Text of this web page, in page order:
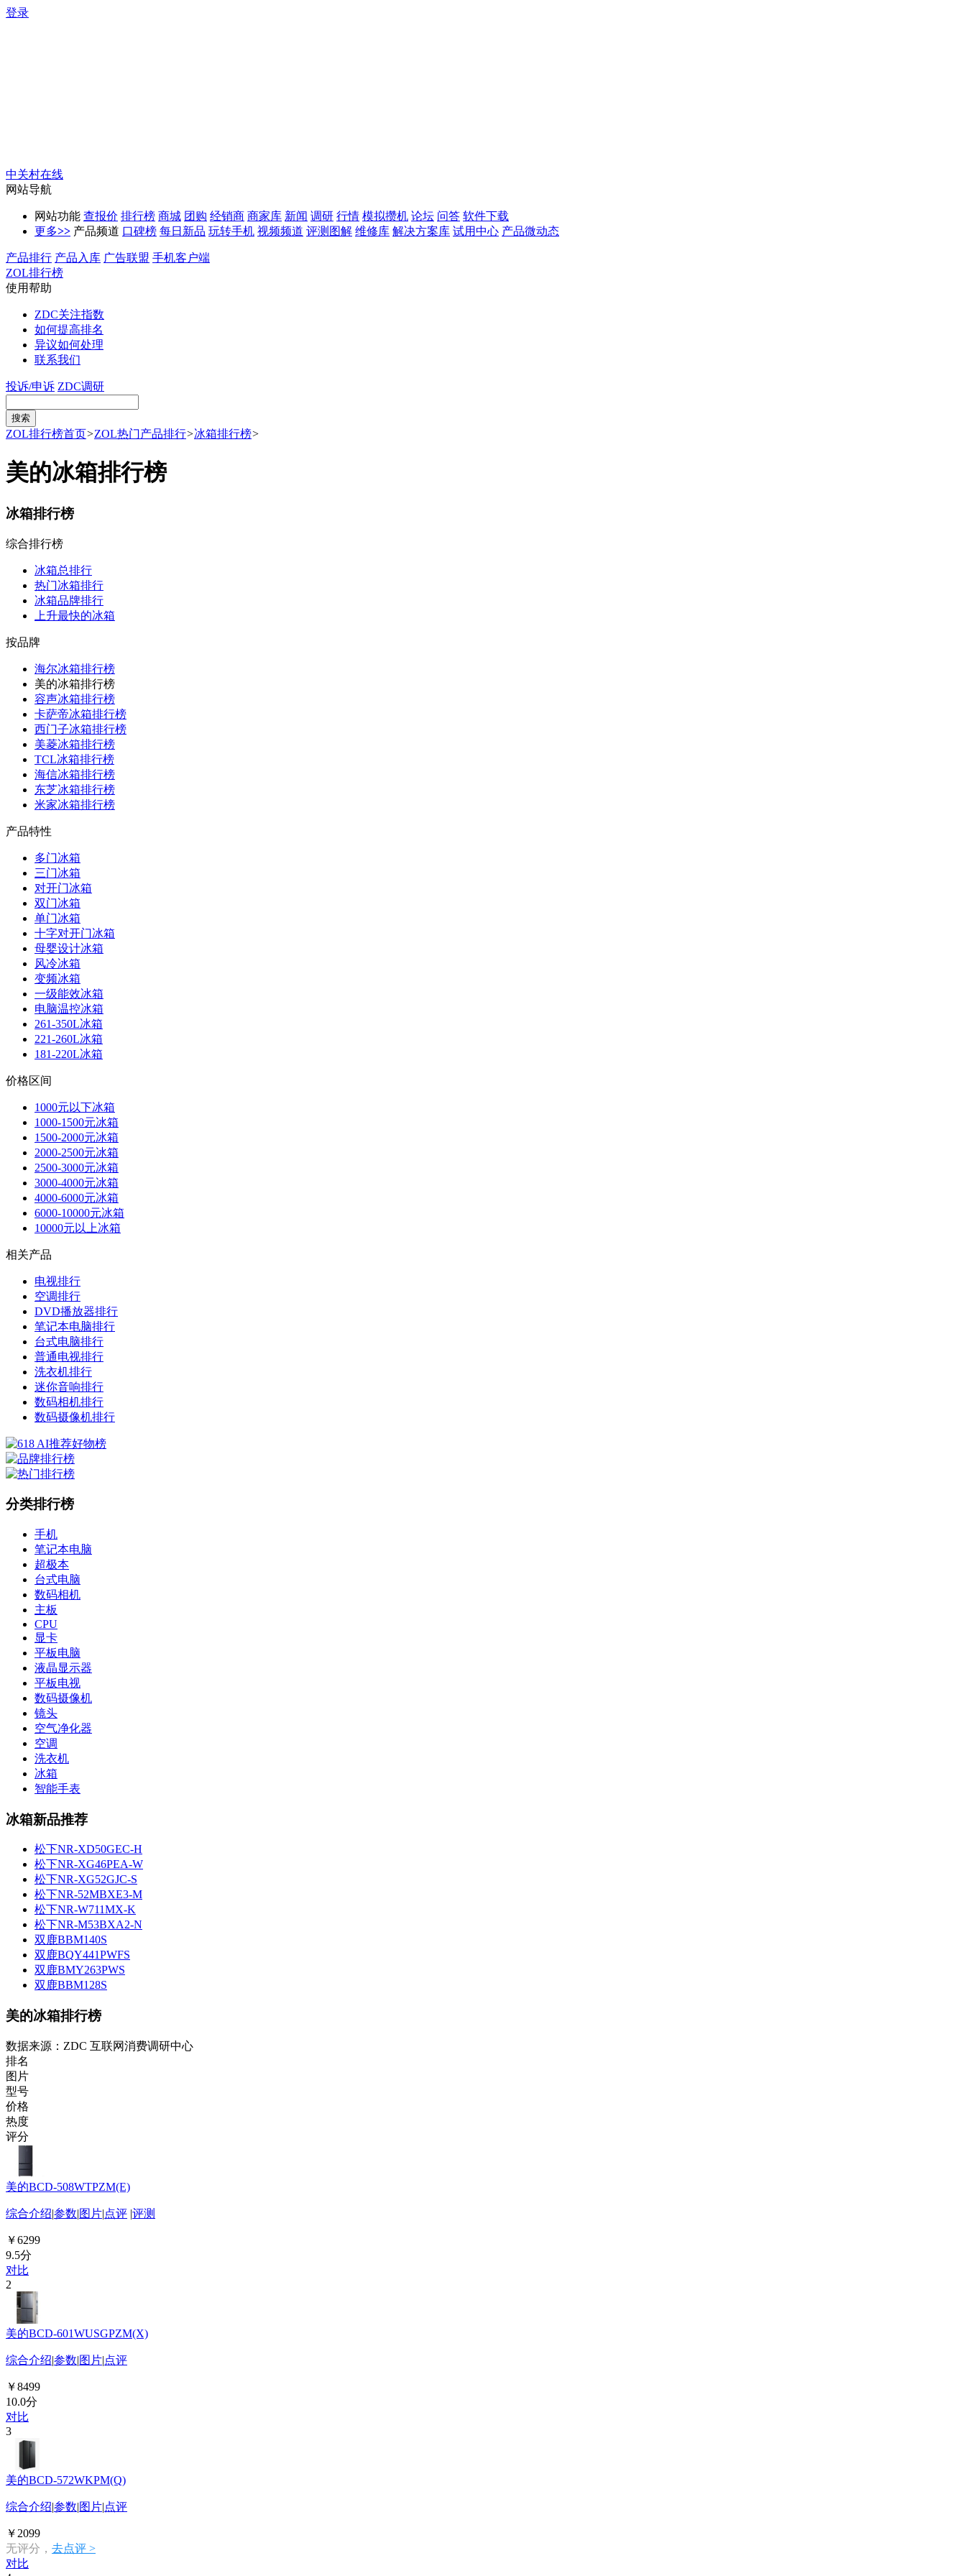
登录
中关村在线
网站导航
网站功能 查报价 排行榜 商城 团购 经销商 商家库 新闻 调研 行情 模拟攒机 论坛 问答 软件下载
更多>> 产品频道 口碑榜 每日新品 玩转手机 视频频道 评测图解 维修库 解决方案库 试用中心 产品微动态
产品排行 产品入库 广告联盟 手机客户端
ZOL排行榜
使用帮助
ZDC关注指数
如何提高排名
异议如何处理
联系我们
投诉/申诉 ZDC调研
ZOL排行榜首页>ZOL热门产品排行>冰箱排行榜>
美的冰箱排行榜
冰箱排行榜
综合排行榜
冰箱总排行
热门冰箱排行
冰箱品牌排行
上升最快的冰箱
按品牌
海尔冰箱排行榜
美的冰箱排行榜
容声冰箱排行榜
卡萨帝冰箱排行榜
西门子冰箱排行榜
美菱冰箱排行榜
TCL冰箱排行榜
海信冰箱排行榜
东芝冰箱排行榜
米家冰箱排行榜
产品特性
多门冰箱
三门冰箱
对开门冰箱
双门冰箱
单门冰箱
十字对开门冰箱
母婴设计冰箱
风冷冰箱
变频冰箱
一级能效冰箱
电脑温控冰箱
261-350L冰箱
221-260L冰箱
181-220L冰箱
价格区间
1000元以下冰箱
1000-1500元冰箱
1500-2000元冰箱
2000-2500元冰箱
2500-3000元冰箱
3000-4000元冰箱
4000-6000元冰箱
6000-10000元冰箱
10000元以上冰箱
相关产品
电视排行
空调排行
DVD播放器排行
笔记本电脑排行
台式电脑排行
普通电视排行
洗衣机排行
迷你音响排行
数码相机排行
数码摄像机排行
分类排行榜
手机
笔记本电脑
超极本
台式电脑
数码相机
主板
CPU
显卡
平板电脑
液晶显示器
平板电视
数码摄像机
镜头
空气净化器
空调
洗衣机
冰箱
智能手表
冰箱新品推荐
松下NR-XD50GEC-H
松下NR-XG46PEA-W
松下NR-XG52GJC-S
松下NR-52MBXE3-M
松下NR-W711MX-K
松下NR-M53BXA2-N
双鹿BBM140S
双鹿BQY441PWFS
双鹿BMY263PWS
双鹿BBM128S
美的冰箱排行榜
数据来源：ZDC 互联网消费调研中心
排名
图片
型号
价格
热度
评分
美的BCD-508WTPZM(E)
综合介绍|参数|图片|点评 |评测
￥6299
9.5分
对比
2
美的BCD-601WUSGPZM(X)
综合介绍|参数|图片|点评
￥8499
10.0分
对比
3
美的BCD-572WKPM(Q)
综合介绍|参数|图片|点评
￥2099
无评分， 去点评 >
对比